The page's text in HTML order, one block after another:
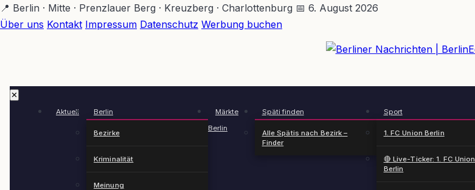
Zum
Hauptinhalt
📍 Berlin · Mitte · Prenzlauer Berg · Kreuzberg · Charlottenburg 📅 6. August 2026
Über uns Kontakt Impressum Datenschutz Werbung buchen
✕
Aktuell Berlin
Bezirke
Kriminalität
Meinung
Märkte
Berlin
Späti finden
Alle Spätis nach Bezirk –
Finder
Sport
1. FC Union Berlin
🔴 Live-Ticker: 1. FC Union
Berlin